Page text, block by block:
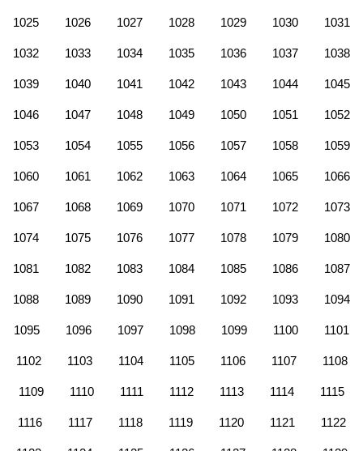
1025 1026 1027 1028 1029 1030 1031
1032 1033 1034 1035 1036 1037 1038
1039 1040 1041 1042 1043 1044 1045
1046 1047 1048 1049 1050 1051 1052
1053 1054 1055 1056 1057 1058 1059
1060 1061 1062 1063 1064 1065 1066
1067 1068 1069 1070 1071 1072 1073
1074 1075 1076 1077 1078 1079 1080
1081 1082 1083 1084 1085 1086 1087
1088 1089 1090 1091 1092 1093 1094
1095 1096 1097 1098 1099 1100 1101
1102 1103 1104 1105 1106 1107 1108
1109 1110 1111 1112 1113 1114 1115
1116 1117 1118 1119 1120 1121 1122